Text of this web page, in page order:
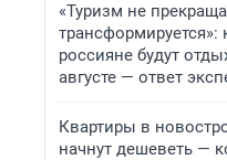
«Туризм не
трансформируется»:
россияне будут
августе — ответ
Квартиры в
начнут дешеветь —